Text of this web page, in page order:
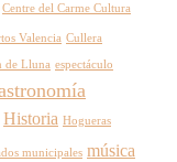
Centre del Carme Cultura
Valencia Cullera
de Lluna espectáculo
Historia Hogueras
municipales música